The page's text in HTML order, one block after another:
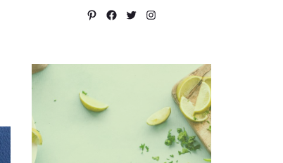
Pinterest
Facebook
TwitterInstagram